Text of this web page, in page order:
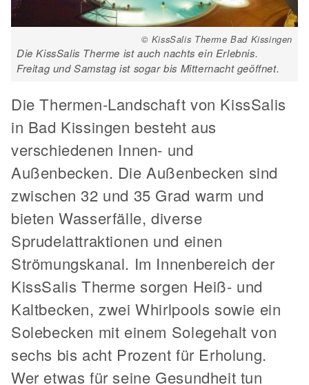
© KissSalis Therme Bad Kissingen
Die KissSalis Therme ist auch nachts ein Erlebnis.
Freitag und Samstag ist sogar bis Mitternacht geöffnet.
Die Thermen-Landschaft von KissSalis
in Bad Kissingen besteht aus
verschiedenen Innen- und
Außenbecken. Die Außenbecken sind
zwischen 32 und 35 Grad warm und
bieten Wasserfälle, diverse
Sprudelattraktionen und einen
Strömungskanal. Im Innenbereich der
KissSalis Therme sorgen Heiß- und
Kaltbecken, zwei Whirlpools sowie ein
Solebecken mit einem Solegehalt von
sechs bis acht Prozent für Erholung.
Wer etwas für seine Gesundheit tun